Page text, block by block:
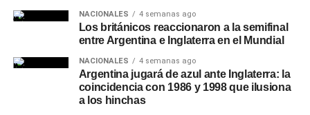
NACIONALES 4 semanas ago
Los británicos reaccionaron a la semifinal
entre Argentina e Inglaterra en el Mundial
NACIONALES 4 semanas ago
Argentina jugará de azul ante Inglaterra: la
coincidencia con 1986 y 1998 que ilusiona
a los hinchas